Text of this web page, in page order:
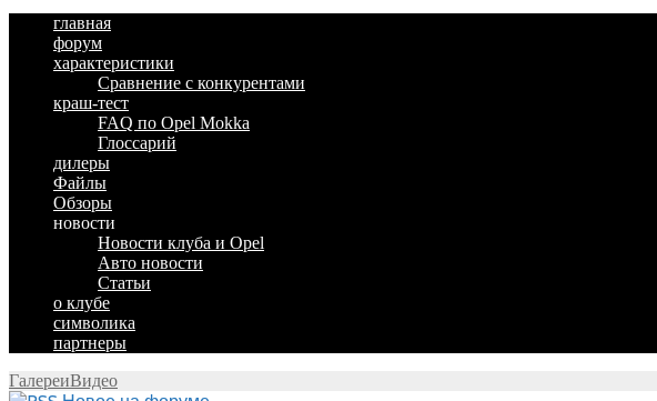
главная
форум
характеристики
Сравнение с конкурентами
краш-тест
FAQ по Opel Mokka
Глоссарий
дилеры
Файлы
Обзоры
новости
Новости клуба и Opel
Авто новости
Статьи
о клубе
символика
партнеры
ГалереиВидео